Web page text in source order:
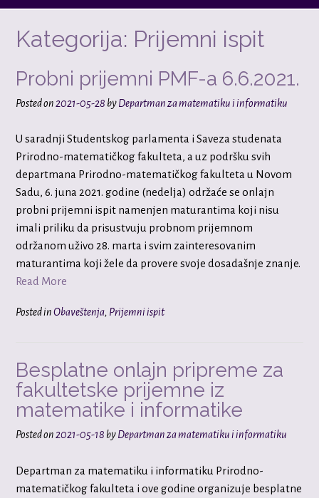
Kategorija: Prijemni ispit
Probni prijemni PMF-a 6.6.2021.
Posted on2021-05-28byDepartman za matematiku i informatiku
U saradnji Studentskog parlamenta i Saveza studenata
Prirodno-matematičkog fakulteta, a uz podršku svih
departmana Prirodno-matematičkog fakulteta u Novom
Sadu, 6. juna 2021. godine (nedelja) održaće se onlajn
probni prijemni ispit namenjen maturantima koji nisu
imali priliku da prisustvuju probnom prijemnom
održanom uživo 28. marta i svim zainteresovanim
maturantima koji žele da provere svoje dosadašnje znanje.
Read More
Posted inObaveštenja, Prijemni ispit
Besplatne onlajn pripreme za
fakultetske prijemne iz
matematike i informatike
Posted on2021-05-18byDepartman za matematiku i informatiku
Departman za matematiku i informatiku Prirodno-
matematičkog fakulteta i ove godine organizuje besplatne